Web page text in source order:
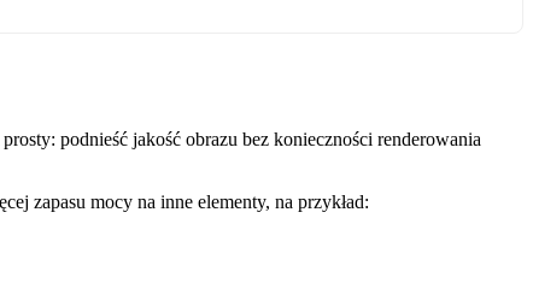
podnieść jakość obrazu bez konieczności renderowania
zapasu mocy na inne elementy, na przykład: